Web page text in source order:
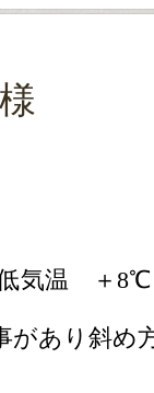
気温 ＋
があり斜め